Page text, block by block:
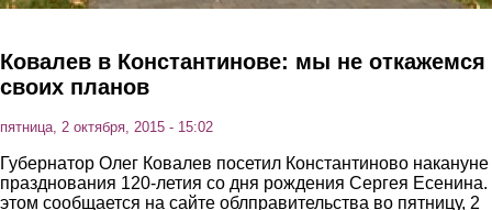
Ковалев в Константинове: мы не откажемся
своих планов
пятница, 2 октября, 2015 - 15:02
Губернатор Олег Ковалев посетил Константиново накануне
празднования 120-летия со дня рождения Сергея
этом сообщается на сайте облправительства во пятницу, 2